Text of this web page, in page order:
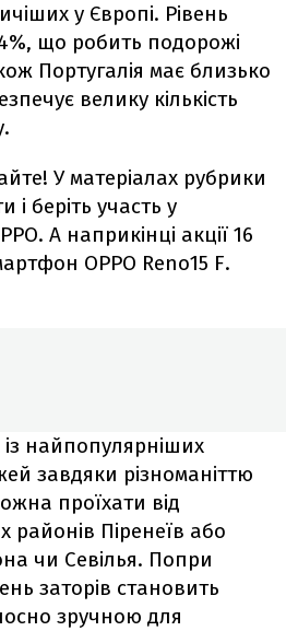
у Європі. Рівень
що робить подорожі
Португалія має близько
велику кількість
У матеріалах рубрики
і беріть участь у
А наприкінці акції 16
OPPO Reno15 F.
найпопулярніших
завдяки різноманіттю
проїхати від
районів Піренеїв або
чи Севілья. Попри
заторів становить
зручною для